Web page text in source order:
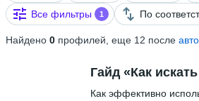
Все фильтры
1 По
Найдено 0 профилей, еще 12 после
Гайд «Как
Как эффективно